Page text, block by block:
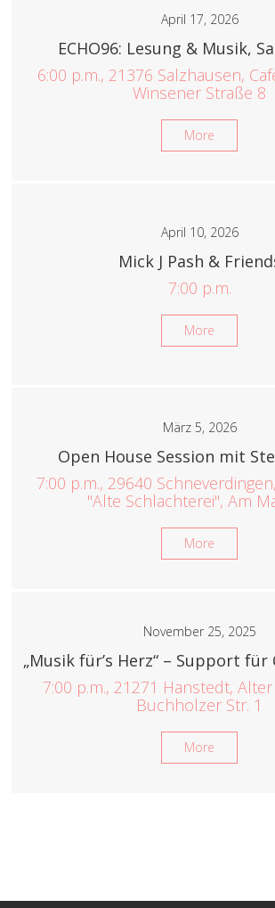
April 17, 2026
ECHO96: Lesung & Musik,
6:00 p.m., 21376 Salzhausen,
Winsener Straße 8
More
April 10, 2026
Mick J Pash &
7:00 p.m.
More
März 5, 2026
Open House Session mit
7:00 p.m., 29640
"Alte Schlachterei", Am
More
November 25, 2025
„Musik für’s Herz“ – Support
7:00 p.m., 21271 Hanstedt,
Buchholzer Str. 1
More